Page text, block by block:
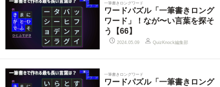
一筆書きロングワード
ワードパズル「一筆書きロング
ワード」！なが〜い言葉を探そ
う【66】
2024.05.09 QuizKnock編集部
一筆書きロングワード
ワードパズル「一筆書きロング